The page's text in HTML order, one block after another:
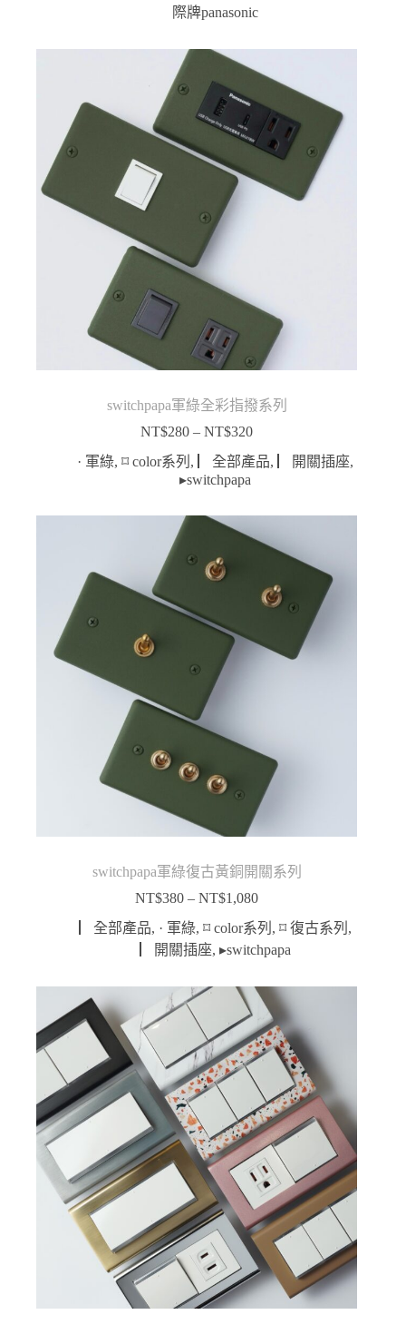
圍：
到
際牌panasonic
switchpapa軍綠全彩指撥系列
NT$280 – NT$320價
格
NT$280
到
NT$320
· 軍綠, ⌑ color系列 , ▏全部產品, ▏開關插座,
▸switchpapa
switchpapa軍綠復古黃銅開關系列
NT$380 – NT$1,080價
格
範
NT$380
到
NT$1,080
▏全部產品, · 軍綠, ⌑ color系列 , ⌑ 復古系列 ,
▏開關插座, ▸switchpapa